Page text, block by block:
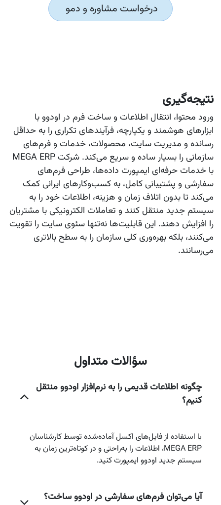
درخواست مشاوره و دمو
نتیجه‌گیری
ورود محتوا، انتقال اطلاعات و ساخت فرم در اودوو با
ابزارهای هوشمند و یکپارچه، فرآیندهای تکراری را به حداقل
رسانده و مدیریت سایت، محصولات، خدمات و فرم‌های
سازمانی را بسیار ساده و سریع می‌کند. شرکت MEGA ERP
با خدمات حرفه‌ای ایمپورت داده‌ها، طراحی فرم‌های
سفارشی و پشتیبانی کامل، به کسب‌وکارهای ایرانی کمک
می‌کند تا بدون اتلاف زمان و هزینه، اطلاعات خود را به
سیستم جدید منتقل کنند و تعاملات الکترونیکی با مشتریان
را افزایش دهند. این قابلیت‌ها نه‌تنها سئوی سایت را تقویت
می‌کنند، بلکه بهره‌وری کلی سازمان را به سطح بالاتری
می‌رسانند.
سؤالات متداول
چگونه اطلاعات قدیمی را به نرم‌افزار اودوو منتقل
کنیم؟
با استفاده از فایل‌های اکسل آماده‌شده توسط کارشناسان
MEGA ERP، اطلاعات را به‌راحتی و در کوتاه‌ترین زمان به
سیستم جدید اودوو ایمپورت کنید.
آیا می‌توان فرم‌های سفارشی در اودوو ساخت؟